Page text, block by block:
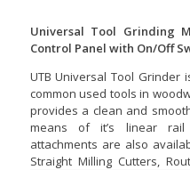
Universal Tool Grinding
Control Panel with On/Off
UTB Universal Tool Grinder
common used tools in
provides a clean and
means of it’s linear rail
attachments are also
Straight Milling Cutters,